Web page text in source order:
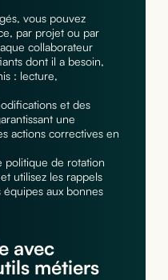
vous pouvez
par projet ou par
collaborateur
dont il a besoin,
: lecture,
et des
une
actions correctives en
politique de rotation
utilisez les rappels
aux bonnes
avec
métiers